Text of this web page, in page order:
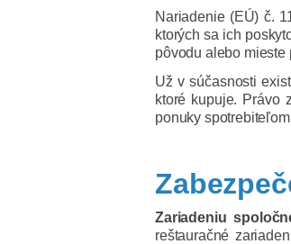
Nariadenie (EÚ) č.
ktorých sa ich
pôvodu alebo mieste
Už v súčasnosti
ktoré kupuje. Právo
ponuky
Zariadeniu
reštauračné